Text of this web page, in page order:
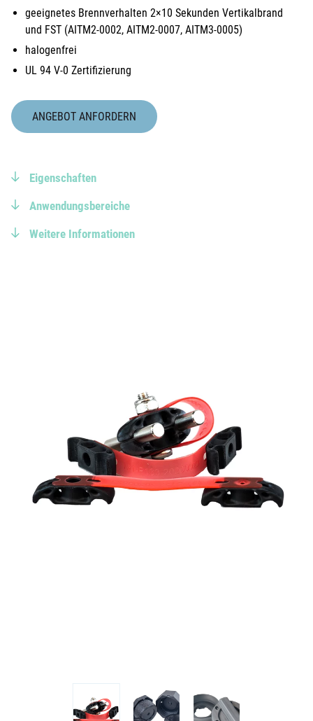
geeignetes Brennverhalten 2×10 Sekunden Vertikalbrand
und FST (AITM2-0002, AITM2-0007, AITM3-0005)
halogenfrei
UL 94 V-0 Zertifizierung
ANGEBOT ANFORDERN
Eigenschaften
Anwendungsbereiche
Weitere Informationen